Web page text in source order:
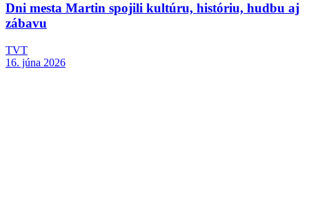
Dni mesta Martin spojili kultúru, históriu, hudbu aj
zábavu
TVT
16. júna 2026